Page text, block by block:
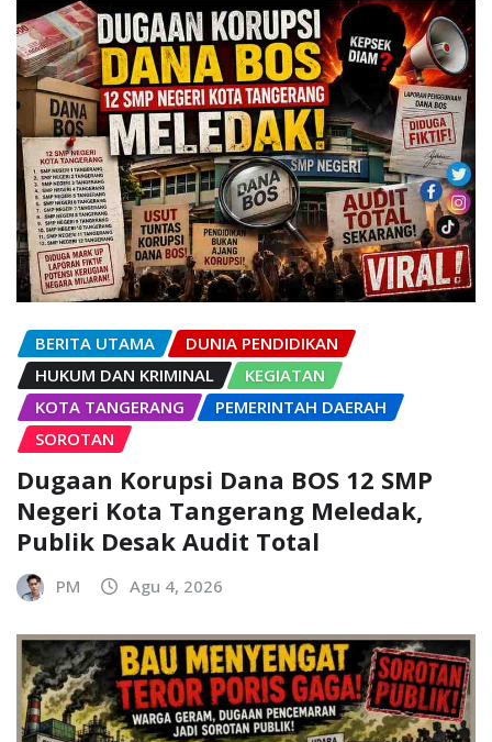
BERITA UTAMA
DUNIA PENDIDIKAN
HUKUM DAN KRIMINAL
KEGIATAN
KOTA TANGERANG
PEMERINTAH DAERAH
SOROTAN
Dugaan Korupsi Dana BOS 12 SMP
Negeri Kota Tangerang Meledak,
Publik Desak Audit Total
PM Agu 4, 2026